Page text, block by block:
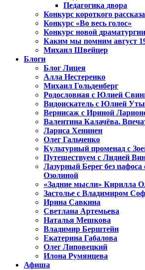
Педагогика двора
Конкурс короткого
Конкурс «Во весь голос»
Конкурс новой
Каким мы помним август
Михаил Швейцер
Блоги
Блог Лицея
Алла Нестеренко
Михаил Гольденберг
Родословная с Юлией
Видоискатель с Юлией
Вернисаж с Ириной
Валентина Калачёва.
Лариса Хенинен
Олег Гальченко
Культурный променад с
Путешествуем с Лидией
Лазурный Берег без пафоса
Озолиной
«Задние мысли» Кирилла
Застолье с Владимиром
Ирина Савкина
Светлана Артемьева
Наталья Мешкова
Владимир Берштейн
Екатерина Габалова
Олег Липовецкий
Илона Румянцева
Афиша